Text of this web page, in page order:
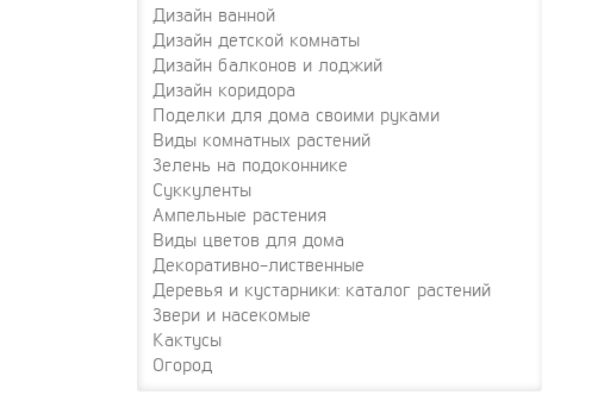
Дизайн ванной
Дизайн детской комнаты
Дизайн балконов и лоджий
Дизайн коридора
Поделки для дома своими руками
Виды комнатных растений
Зелень на подоконнике
Суккуленты
Ампельные растения
Виды цветов для дома
Декоративно-лиственные
Деревья и кустарники: каталог растений
Звери и насекомые
Кактусы
Огород